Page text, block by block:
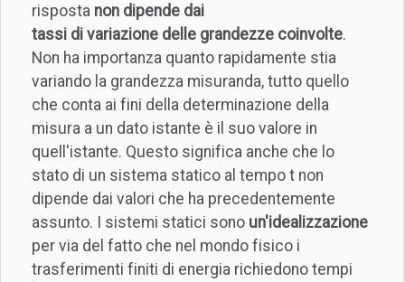
risposta non dipende dai
tassi di variazione delle grandezze coinvolte.
Non ha importanza quanto rapidamente stia
variando la grandezza misuranda, tutto quello
che conta ai fini della determinazione della
misura a un dato istante è il suo valore in
quell'istante. Questo significa anche che lo
stato di un sistema statico al tempo t non
dipende dai valori che ha precedentemente
assunto. I sistemi statici sono un'idealizzazione
per via del fatto che nel mondo fisico i
trasferimenti finiti di energia richiedono tempi